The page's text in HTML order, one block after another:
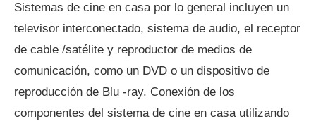
Sistemas de cine en casa por lo general incluyen un
televisor interconectado, sistema de audio, el receptor
de cable /satélite y reproductor de medios de
comunicación, como un DVD o un dispositivo de
reproducción de Blu -ray. Conexión de los
componentes del sistema de cine en casa utilizando